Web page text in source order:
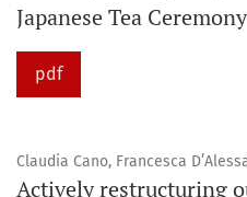
Japanese Tea Ceremony
pdf
Claudia Cano, Francesca
Actively restructuring